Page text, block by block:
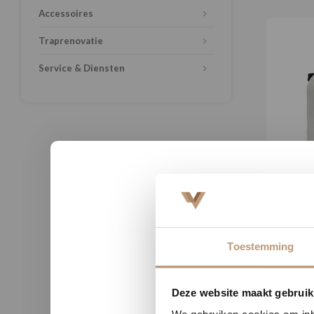
Nu
Toestemming
Deze website maakt
Accessoires
Traprenovatie
Service & Diensten
Laagste